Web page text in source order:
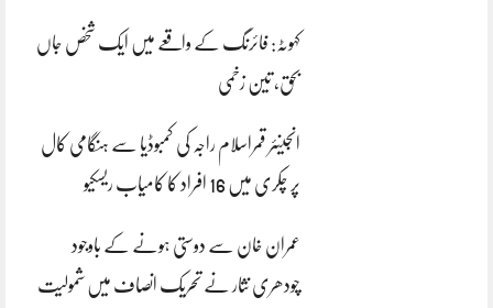
کہوٹہ: فائرنگ کے واقعے میں ایک شخص جاں
بحق، تین زخمی
انجینئر قمراسلام راجہ کی کمبوڈیا سے ہنگامی کال
پر چکری میں 16 افراد کا کامیاب ریسکیو
عمران خان سے دوستی ہونے کے باوجود
چودھری نثار نے تحریک انصاف میں شمولیت